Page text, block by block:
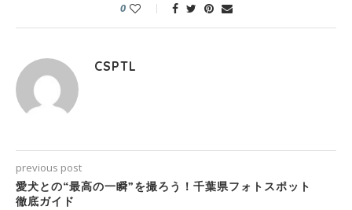
0
CSPTL
previous post
愛犬との“最高の一瞬”を撮ろう！千葉県フォトスポット
徹底ガイド